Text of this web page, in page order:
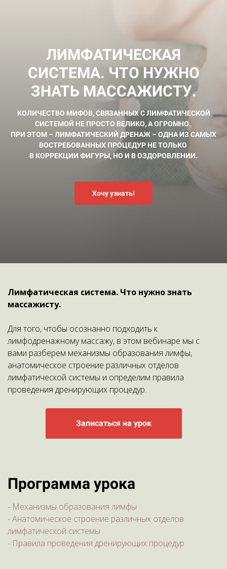
ЛИМФАТИЧЕСКАЯ
СИСТЕМА. ЧТО НУЖНО
ЗНАТЬ МАССАЖИСТУ.
КОЛИЧЕСТВО МИФОВ, СВЯЗАННЫХ С ЛИМФАТИЧЕСКОЙ
СИСТЕМОЙ НЕ ПРОСТО ВЕЛИКО, А ОГРОМНО.
ПРИ ЭТОМ – ЛИМФАТИЧЕСКИЙ ДРЕНАЖ – ОДНА ИЗ САМЫХ
ВОСТРЕБОВАННЫХ ПРОЦЕДУР НЕ ТОЛЬКО
В КОРРЕКЦИИ ФИГУРЫ, НО И В ОЗДОРОВЛЕНИИ.
Хочу узнать!
Лимфатическая система. Что нужно знать
массажисту.
Для того, чтобы осознанно подходить к
лимфодренажному массажу, в этом вебинаре мы с
вами разберем механизмы образования лимфы,
анатомическое строение различных отделов
лимфатической системы и определим правила
проведения дренирующих процедур.
Записаться на урок
Программа урока
- Механизмы образования лимфы
- Анатомическое строение различных отделов
лимфатической системы
- Правила проведения дренирующих процедур